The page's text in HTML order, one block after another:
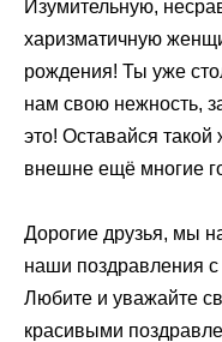
Изумительную,
харизматичную
рождения! Ты уже
нам свою нежность,
это! Оставайся
внешне ещё многие
Дорогие друзья, мы
наши поздравления
Любите и уважайте
красивыми